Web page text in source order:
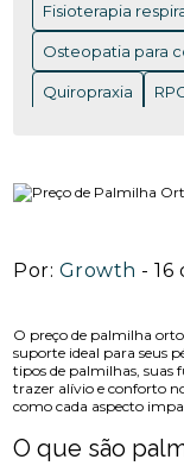
Por: Growth - 16
O preço de palmilha
suporte ideal para seus
tipos de palmilhas, suas
trazer alívio e conforto
como cada aspecto
O que são
ACUPUNTURA EM NITERÓI: BENEFÍCIOS QUE VOCÊ
PRECISA
ACUPUNTURA EM NITERÓI: DESCUBRA OS
BENEFÍCIOS
BENEFÍCIOS E
INCRÍVEIS PARA
ACUPUNTURA PARA ALIVIAR A DOR DO NERVO
CIÁTICO E
ACUPUNTURA PARA ALIVIAR DOR NO NERVO
Fisioterapia
Osteopatia para
Quiropraxia
fisioterapia na
fisioterapia para
onde fazer
osteopatia